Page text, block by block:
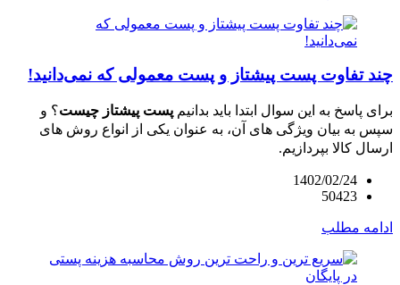
چند تفاوت پست پیشتاز و پست معمولی که نمی‌دانید!
برای پاسخ به این سوال ابتدا باید بدانیم پست پیشتاز چیست؟ و
سپس به بیان ویژگی های آن، به عنوان یکی از انواع روش های
ارسال کالا بپردازیم.
1402/02/24
50423
ادامه مطلب